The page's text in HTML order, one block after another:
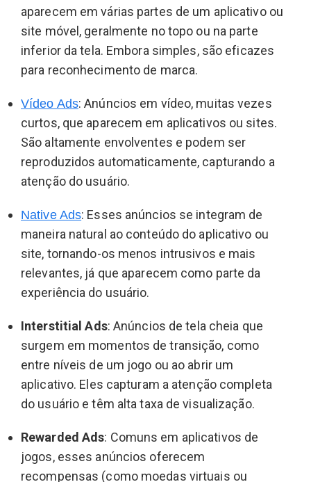
aparecem em várias partes de um aplicativo ou
site móvel, geralmente no topo ou na parte
inferior da tela. Embora simples, são eficazes
para reconhecimento de marca.
Vídeo Ads: Anúncios em vídeo, muitas vezes
curtos, que aparecem em aplicativos ou sites.
São altamente envolventes e podem ser
reproduzidos automaticamente, capturando a
atenção do usuário.
Native Ads: Esses anúncios se integram de
maneira natural ao conteúdo do aplicativo ou
site, tornando-os menos intrusivos e mais
relevantes, já que aparecem como parte da
experiência do usuário.
Interstitial Ads: Anúncios de tela cheia que
surgem em momentos de transição, como
entre níveis de um jogo ou ao abrir um
aplicativo. Eles capturam a atenção completa
do usuário e têm alta taxa de visualização.
Rewarded Ads: Comuns em aplicativos de
jogos, esses anúncios oferecem
recompensas (como moedas virtuais ou